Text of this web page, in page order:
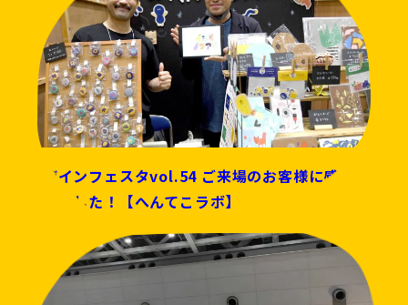
デザインフェスタvol.54 ご来場のお客様に感想を
頂きました！【へんてこラボ】